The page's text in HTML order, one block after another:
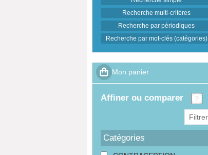
Recherche multi-critères
Recherche par périodiques
Recherche par mot-clés (catégories)
affiner ou comparer
Catégories